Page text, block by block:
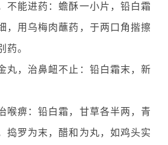
不能进药：蟾酥一小片，铅白霜
，用乌梅肉蘸药，于两口角揩擦
药。
丸，治鼻衄不止：铅白霜末，新
喉痹：铅白霜，甘草各半两，青
捣罗为末，醋和为丸，如鸡头实